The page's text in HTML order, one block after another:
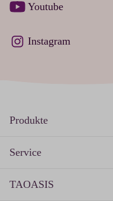
Youtube
Instagram
Produkte
Service
TAOASIS